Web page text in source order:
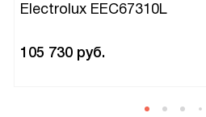
Electrolux EEC67310L
105 730 руб.